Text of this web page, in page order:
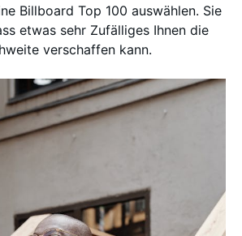
Billboard Top 100 auswählen. Sie
etwas sehr Zufälliges Ihnen die
verschaffen kann.